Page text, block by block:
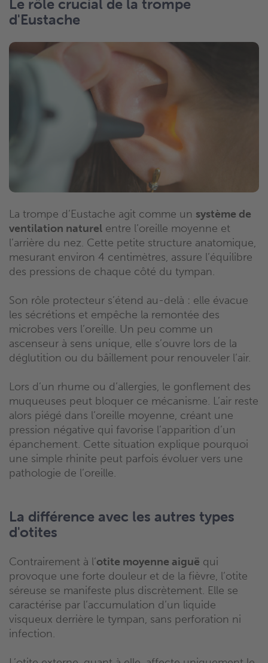
Le rôle crucial de la trompe
d'Eustache
La trompe d’Eustache agit comme un système de
ventilation naturel entre l’oreille moyenne et
l’arrière du nez. Cette petite structure anatomique,
mesurant environ 4 centimètres, assure l’équilibre
des pressions de chaque côté du tympan.
Son rôle protecteur s’étend au-delà : elle évacue
les sécrétions et empêche la remontée des
microbes vers l’oreille. Un peu comme un
ascenseur à sens unique, elle s’ouvre lors de la
déglutition ou du bâillement pour renouveler l’air.
Lors d’un rhume ou d’allergies, le gonflement des
muqueuses peut bloquer ce mécanisme. L’air reste
alors piégé dans l’oreille moyenne, créant une
pression négative qui favorise l’apparition d’un
épanchement. Cette situation explique pourquoi
une simple rhinite peut parfois évoluer vers une
pathologie de l’oreille.
La différence avec les autres types
d'otites
Contrairement à l’otite moyenne aiguë qui
provoque une forte douleur et de la fièvre, l’otite
séreuse se manifeste plus discrètement. Elle se
caractérise par l’accumulation d’un liquide
visqueux derrière le tympan, sans perforation ni
infection.